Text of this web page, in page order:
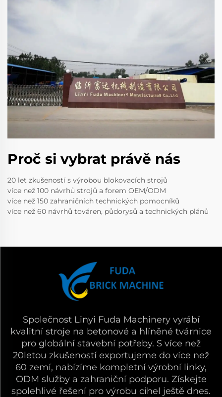
Proč si vybrat právě nás
20 let zkušeností s výrobou blokovacích strojů
více než 100 návrhů strojů a forem OEM/ODM
více než 150 zahraničních technických pomocníků
více než 60 návrhů továren, půdorysů a technických plánů
Společnost Linyi Fuda Machinery vyrábí
kvalitní stroje na betonové a hlíněné tvárnice
pro globální stavební potřeby. S více než
20letou zkušeností exportujeme do více než
60 zemí, nabízíme kompletní výrobní linky,
ODM služby a zahraniční podporu. Získejte
spolehlivé řešení pro výrobu cihel ještě dnes.